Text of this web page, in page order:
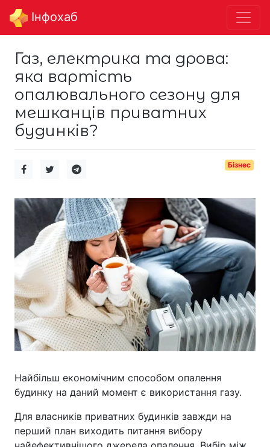
Інфохаб
Газ, електрика та дрова:
яка вартість
опалювального сезону для
мешканців приватних
будинків?
Бізнес
Найбільш економічним способом опалення
будинку на даний момент є використання газу.
Для власників приватних будинків завжди на
перший план виходить питання вибору